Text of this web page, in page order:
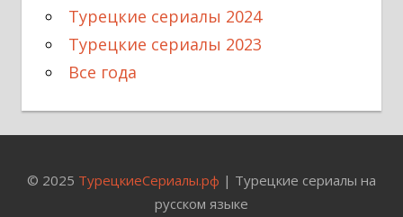
Турецкие сериалы 2024
Турецкие сериалы 2023
Все года
© 2025 ТурецкиеСериалы.рф | Турецкие сериалы на
русском языке